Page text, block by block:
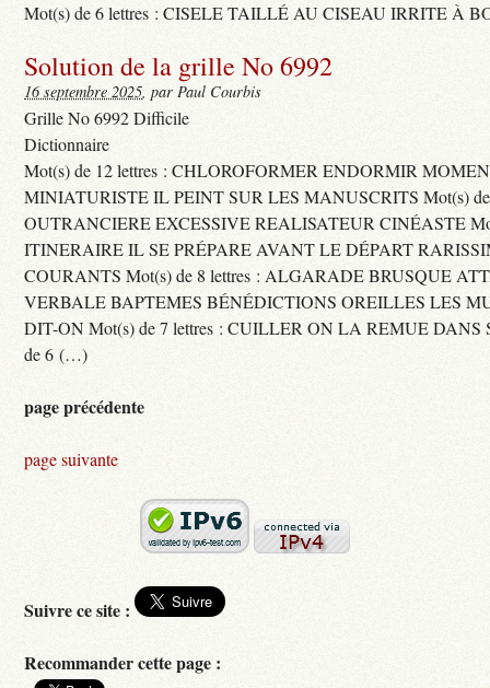
Mot(s) de 6 lettres : CISELE TAILLÉ AU CISEAU IRRITE À
Solution de la grille No 6992
16 septembre 2025, par Paul Courbis
Grille No 6992 Difficile
Dictionnaire
Mot(s) de 12 lettres : CHLOROFORMER ENDORMIR
MINIATURISTE IL PEINT SUR LES MANUSCRITS Mot(s) de
OUTRANCIERE EXCESSIVE REALISATEUR CINÉASTE
ITINERAIRE IL SE PRÉPARE AVANT LE DÉPART
COURANTS Mot(s) de 8 lettres : ALGARADE BRUSQUE
VERBALE BAPTEMES BÉNÉDICTIONS OREILLES LES
DIT-ON Mot(s) de 7 lettres : CUILLER ON LA REMUE DANS
de 6 (…)
page précédente
page suivante
Suivre ce site :
Recommander cette page :